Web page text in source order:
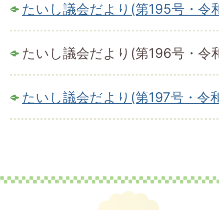
たいし議会だより(第195号・令
たいし議会だより(第196号・令
たいし議会だより(第197号・令